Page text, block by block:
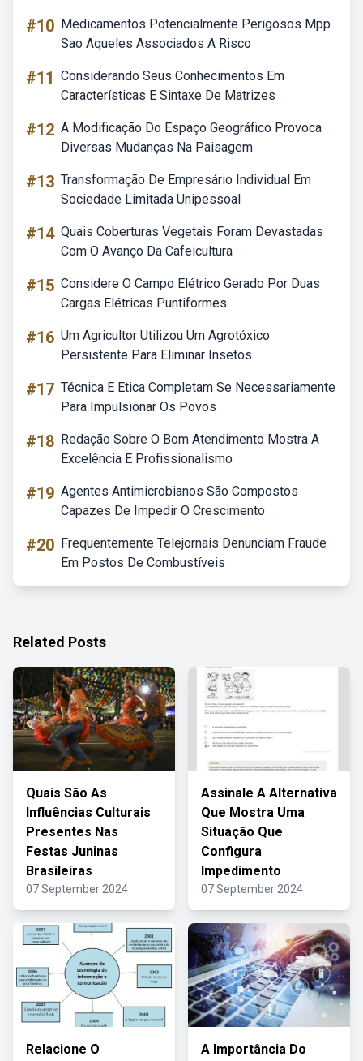
#10 Medicamentos Potencialmente Perigosos Mpp
Sao Aqueles Associados A Risco
#11 Considerando Seus Conhecimentos Em
Características E Sintaxe De Matrizes
#12 A Modificação Do Espaço Geográfico Provoca
Diversas Mudanças Na Paisagem
#13 Transformação De Empresário Individual Em
Sociedade Limitada Unipessoal
#14 Quais Coberturas Vegetais Foram Devastadas
Com O Avanço Da Cafeicultura
#15 Considere O Campo Elétrico Gerado Por Duas
Cargas Elétricas Puntiformes
#16 Um Agricultor Utilizou Um Agrotóxico
Persistente Para Eliminar Insetos
#17 Técnica E Etica Completam Se Necessariamente
Para Impulsionar Os Povos
#18 Redação Sobre O Bom Atendimento Mostra A
Excelência E Profissionalismo
#19 Agentes Antimicrobianos São Compostos
Capazes De Impedir O Crescimento
#20 Frequentemente Telejornais Denunciam Fraude
Em Postos De Combustíveis
Related Posts
Quais São As
Influências Culturais
Presentes Nas
Festas Juninas
Brasileiras
07 September 2024
Assinale A Alternativa
Que Mostra Uma
Situação Que
Configura
Impedimento
07 September 2024
Relacione O A Importância Do